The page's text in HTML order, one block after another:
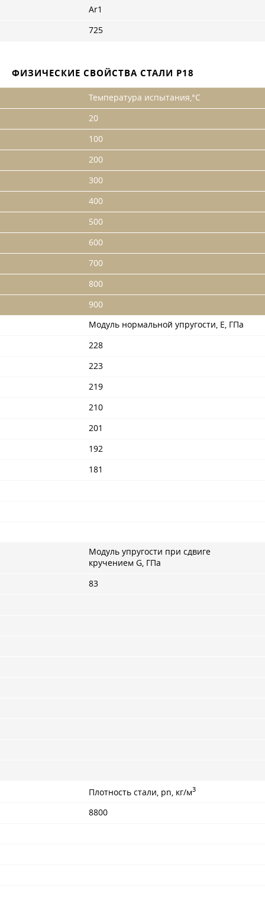
Ar1
725
ФИЗИЧЕСКИЕ СВОЙСТВА СТАЛИ Р18
Температура испытания,°С
20
100
200
300
400
500
600
700
800
900
Модуль нормальной упругости, Е, ГПа
228
223
219
210
201
192
181
Модуль упругости при сдвиге
кручением G, ГПа
83
Плотность стали, pn, кг/м3
8800